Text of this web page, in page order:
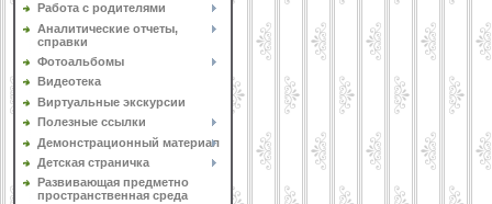
Работа с родителями
Аналитические отчеты,
справки
Фотоальбомы
Видеотека
Виртуальные экскурсии
Полезные ссылки
Демонстрационный материал
Детская страничка
Развивающая предметно
пространственная среда